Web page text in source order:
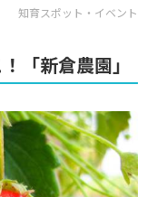
知育スポット・イベント
「新倉農園」